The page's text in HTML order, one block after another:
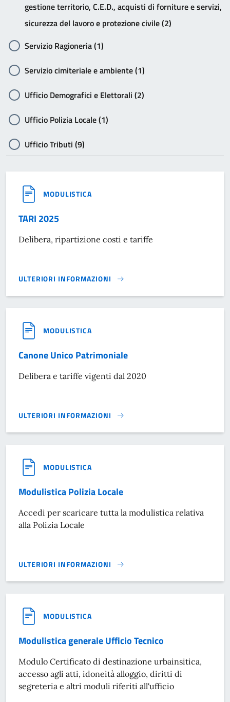
gestione territorio, C.E.D., acquisti di forniture e servizi,
sicurezza del lavoro e protezione civile (2)
Servizio Ragioneria (1)
Servizio cimiteriale e ambiente (1)
Ufficio Demografici e Elettorali (2)
Ufficio Polizia Locale (1)
Ufficio Tributi (9)
MODULISTICA
TARI 2025
Delibera, ripartizione costi e tariffe
ULTERIORI INFORMAZIONI
TARI 2025}
MODULISTICA
Canone Unico Patrimoniale
Delibera e tariffe vigenti dal 2020
ULTERIORI INFORMAZIONI
CANONE UNICO PATRIMONIALE }
MODULISTICA
Modulistica Polizia Locale
Accedi per scaricare tutta la modulistica relativa
alla Polizia Locale
ULTERIORI INFORMAZIONI
MODULISTICA POLIZIA LOCALE}
MODULISTICA
Modulistica generale Ufficio Tecnico
Modulo Certificato di destinazione urbainsitica,
accesso agli atti, idoneità alloggio, diritti di
segreteria e altri moduli riferiti all'ufficio